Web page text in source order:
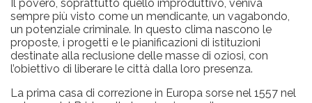
Il povero, soprattutto quello improduttivo, veniva
sempre più visto come un mendicante, un vagabondo,
un potenziale criminale. In questo clima nascono le
proposte, i progetti e le pianificazioni di istituzioni
destinate alla reclusione delle masse di oziosi, con
l’obiettivo di liberare le città dalla loro presenza.
La prima casa di correzione in Europa sorse nel 1557 nel